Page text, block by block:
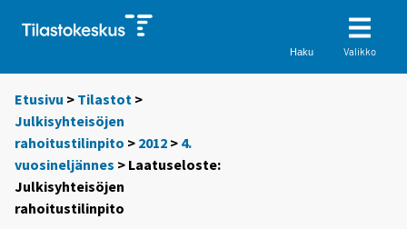
Haku Valikko
Etusivu > Tilastot >
Julkisyhteisöjen
rahoitustilinpito > 2012 > 4.
vuosineljännes > Laatuseloste:
Julkisyhteisöjen
rahoitustilinpito